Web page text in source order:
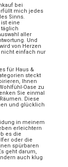
bei
mich jedes
Sinns.
eine
aller
Und
von Herzen
nicht einfach nur
für Haus &
steckt
Ihnen
Oase zu
Sie einmal
Diese
und glücklich
in meinem
erleichtern
es die
oder die
spürbaren
geht darum,
auch klug